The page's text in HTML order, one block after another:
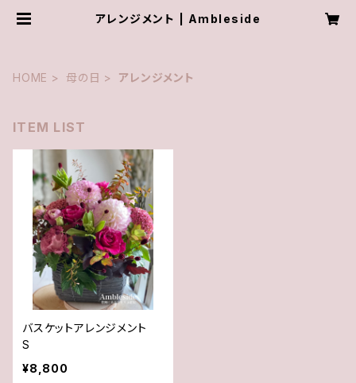
アレンジメント | Ambleside
HOME 母の日 アレンジメント
ITEM LIST
バスケットアレンジメント
S
¥8,800